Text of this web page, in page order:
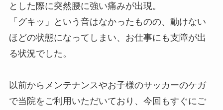
とした際に突然腰に強い痛みが出現。
「グキッ」という音はなかったものの、動けない
ほどの状態になってしまい、お仕事にも支障が出
る状況でした。
以前からメンテナンスやお子様のサッカーのケガ
で当院をご利用いただいており、今回もすぐにご